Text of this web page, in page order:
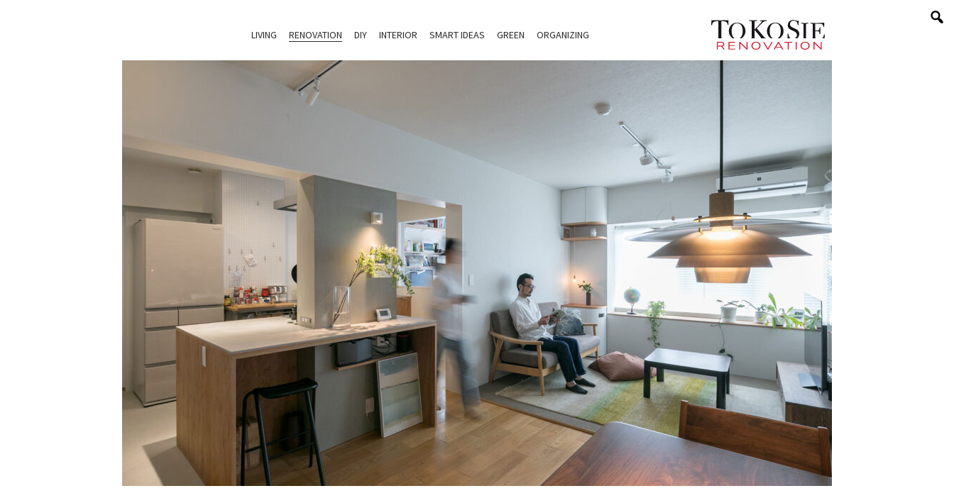
LIVING RENOVATION DIY INTERIOR SMART IDEAS GREEN ORGANIZING